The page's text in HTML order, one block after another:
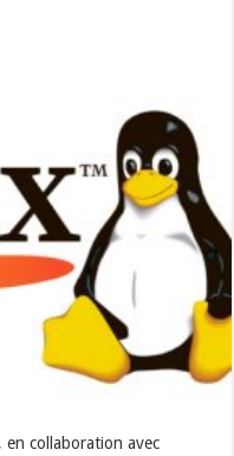
en collaboration avec